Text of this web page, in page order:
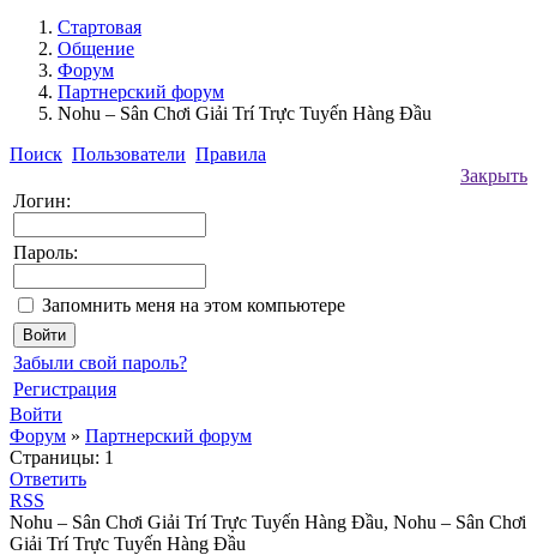
Стартовая
Общение
Форум
Партнерский форум
Nohu – Sân Chơi Giải Trí Trực Tuyến Hàng Đầu
Поиск Пользователи Правила
Закрыть
Логин:
Пароль:
Запомнить меня на этом компьютере
Забыли свой пароль?
Регистрация
Войти
Форум » Партнерский форум
Страницы: 1
Ответить
RSS
Nohu – Sân Chơi Giải Trí Trực Tuyến Hàng Đầu, Nohu – Sân Chơi
Giải Trí Trực Tuyến Hàng Đầu